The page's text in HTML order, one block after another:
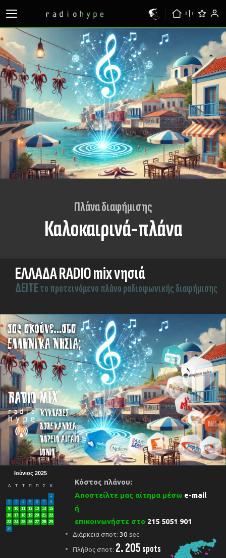
Πλάνα διαφήμισης
Καλοκαιρινά-πλάνα
ΕΛΛΑΔΑ RADIO mix νησιά
ΔEITEτο προτεινόμενο πλάνο ραδιοφωνικής διαφήμισης
Ιούνιος 2025
Δ Τ Τ Π Π Σ Κ
1
2
3 4 5 6 7
8
9
10 11 12 13 14
15
16
17 18 19 20 21
22
23
24 25 26 27 28
29
30
Κόστος πλάνου:
Αποστείλτε μας αίτημα μέσω e-mail
ή
επικοινωνήστε στο 215 5051 901
Διάρκεια σποτ: 30 sec
Πλήθος σποτ: 2. 205 spots